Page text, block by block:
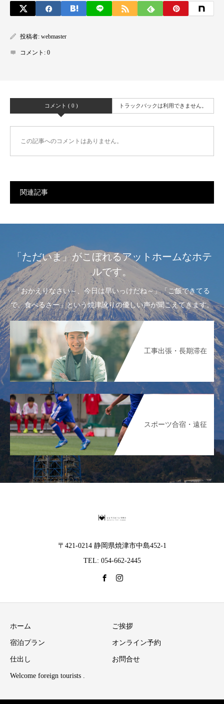
投稿者: webmaster
コメント: 0
コメント ( 0 ) トラックバックは利用できません。
この記事へのコメントはありません。
関連記事
「ただいま」がこぼれるアットホームなホテ
ルです。
「おかえりなさい～、今日は早いっけだね～」「ご飯できてる
で、食べるさー」という焼津訛りの優しい声が聞こえてきます。
工事出張・長期滞在
スポーツ合宿・遠征
〒421-0214 静岡県焼津市中島452-1
TEL: 054-662-2445
ホーム ご挨拶
宿泊プラン オンライン予約
仕出し お問合せ
Welcome foreign tourists .